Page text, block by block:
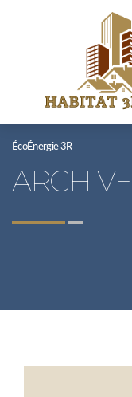
ÉcoÉnergie 3R
ARCHIVE